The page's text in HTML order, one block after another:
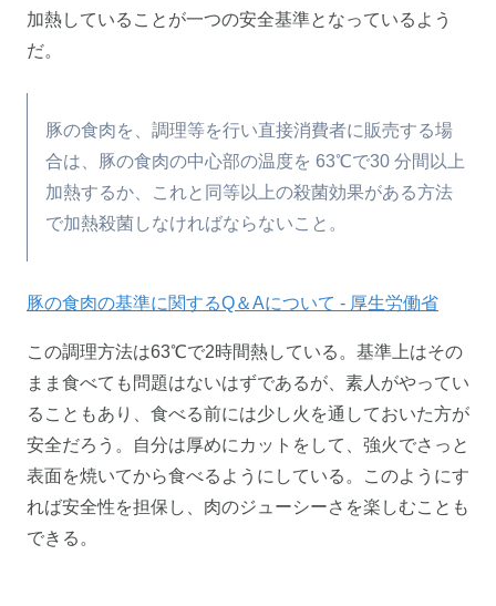
加熱していることが一つの安全基準となっているよう
だ。
豚の食肉を、調理等を行い直接消費者に販売する場
合は、豚の食肉の中心部の温度を 63℃で30 分間以上
加熱するか、これと同等以上の殺菌効果がある方法
で加熱殺菌しなければならないこと。
豚の食肉の基準に関するQ＆Aについて - 厚生労働省
この調理方法は63℃で2時間熱している。基準上はその
まま食べても問題はないはずであるが、素人がやってい
ることもあり、食べる前には少し火を通しておいた方が
安全だろう。自分は厚めにカットをして、強火でさっと
表面を焼いてから食べるようにしている。このようにす
れば安全性を担保し、肉のジューシーさを楽しむことも
できる。